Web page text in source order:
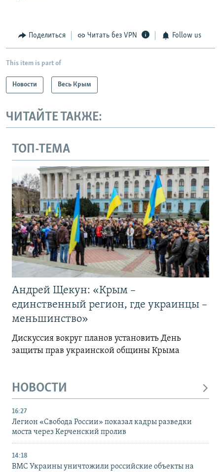
Поделиться Читать без VPN Follow us
This item is part of
Новости Весь Крым
ЧИТАЙТЕ ТАКЖЕ:
ТОП-ТЕМА
Андрей Щекун: «Крым –
единственный регион, где украинцы –
меньшинство»
Дискуссия вокруг планов установить День
защиты прав украинской общины Крыма
НОВОСТИ
16:27
Легион «Свобода России» показал кадры разведки
моста через Керченский пролив
14:18
ВМС Украины уничтожили российские объекты на